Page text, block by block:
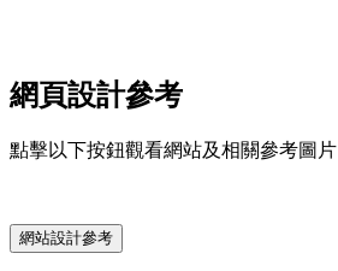
網頁設計參考
點擊以下按鈕觀看網站及相關參考圖片
網站設計參考